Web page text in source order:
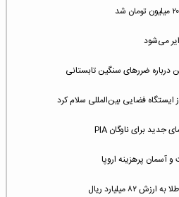
می‌شود
ضررهای سنگین تابستانی
ایستگاه فضایی بین‌المللی سلام کرد
پرهزینه اروپا